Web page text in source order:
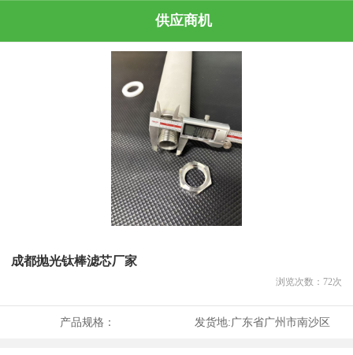
供应商机
成都抛光钛棒滤芯厂家
浏览次数： 72次
产品规格： 发货地:广东省广州市南沙区